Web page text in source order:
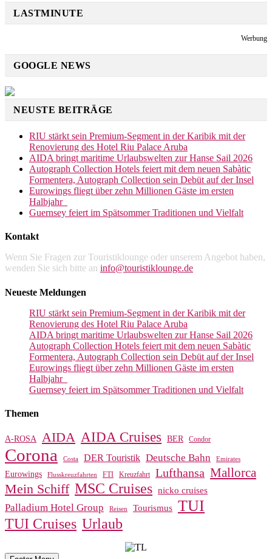
LASTMINUTE
Werbung
GOOGLE NEWS
NEUSTE BEITRÄGE
RIU stärkt sein Premium-Segment in der Karibik mit der
Renovierung des Hotel Riu Palace Aruba
AIDA bringt maritime Urlaubswelten zur Hanse Sail 2026
Autograph Collection Hotels feiert mit dem neuen Sabàtic
Formentera, Autograph Collection sein Debüt auf der Insel
Eurowings fliegt über zehn Millionen Gäste im ersten
Halbjahr
Guernsey feiert im Spätsommer Traditionen und Vielfalt
Kontakt
Wenn Sie Fragen zur Touristiklounge oder unserem Angebot haben,
wenden Sie sich bitte an info@touristiklounge.de
Neueste Meldungen
RIU stärkt sein Premium-Segment in der Karibik mit der
Renovierung des Hotel Riu Palace Aruba
AIDA bringt maritime Urlaubswelten zur Hanse Sail 2026
Autograph Collection Hotels feiert mit dem neuen Sabàtic
Formentera, Autograph Collection sein Debüt auf der Insel
Eurowings fliegt über zehn Millionen Gäste im ersten
Halbjahr
Guernsey feiert im Spätsommer Traditionen und Vielfalt
Themen
A-ROSA AIDA AIDA Cruises BER Condor
Corona Costa DER Touristik Deutsche Bahn Emirates
Eurowings Flusskreuzfahrten FTI Kreuzfahrt Lufthansa Mallorca
Mein Schiff MSC Cruises nicko cruises
Palladium Hotel Group Reisen Tourismus TUI
TUI Cruises Urlaub